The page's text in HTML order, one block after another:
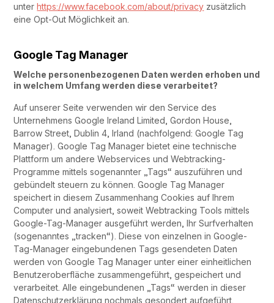
unterhttps://www.facebook.com/about/privacy zusätzlich
eine Opt-Out Möglichkeit an.
Google Tag Manager
Welche personenbezogenen Daten werden erhoben und
in welchem Umfang werden diese verarbeitet?
Auf unserer Seite verwenden wir den Service des
Unternehmens Google Ireland Limited, Gordon House,
Barrow Street, Dublin 4, Irland (nachfolgend: Google Tag
Manager). Google Tag Manager bietet eine technische
Plattform um andere Webservices und Webtracking-
Programme mittels sogenannter „Tags“ auszuführen und
gebündelt steuern zu können. Google Tag Manager
speichert in diesem Zusammenhang Cookies auf Ihrem
Computer und analysiert, soweit Webtracking Tools mittels
Google-Tag-Manager ausgeführt werden, Ihr Surfverhalten
(sogenanntes „tracken“). Diese von einzelnen in Google-
Tag-Manager eingebundenen Tags gesendeten Daten
werden von Google Tag Manager unter einer einheitlichen
Benutzeroberfläche zusammengeführt, gespeichert und
verarbeitet. Alle eingebundenen „Tags“ werden in dieser
Datenschutzerklärung nochmals gesondert aufgeführt.